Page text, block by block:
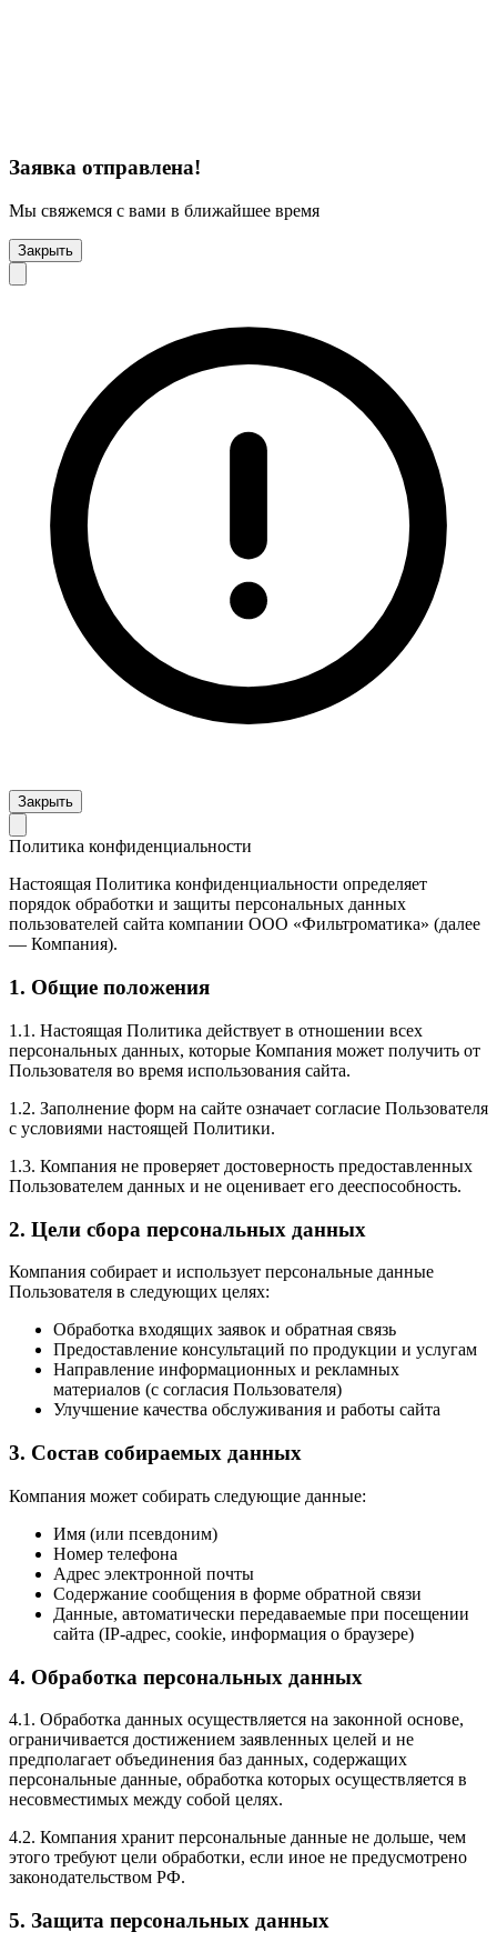
Заявка отправлена!
Мы свяжемся с вами в ближайшее время
Закрыть
Закрыть
Политика конфиденциальности
Настоящая Политика конфиденциальности определяет
порядок обработки и защиты персональных данных
пользователей сайта компании ООО «Фильтроматика» (далее
— Компания).
1. Общие положения
1.1. Настоящая Политика действует в отношении всех
персональных данных, которые Компания может получить от
Пользователя во время использования сайта.
1.2. Заполнение форм на сайте означает согласие Пользователя
с условиями настоящей Политики.
1.3. Компания не проверяет достоверность предоставленных
Пользователем данных и не оценивает его дееспособность.
2. Цели сбора персональных данных
Компания собирает и использует персональные данные
Пользователя в следующих целях:
Обработка входящих заявок и обратная связь
Предоставление консультаций по продукции и услугам
Направление информационных и рекламных
материалов (с согласия Пользователя)
Улучшение качества обслуживания и работы сайта
3. Состав собираемых данных
Компания может собирать следующие данные:
Имя (или псевдоним)
Номер телефона
Адрес электронной почты
Содержание сообщения в форме обратной связи
Данные, автоматически передаваемые при посещении
сайта (IP-адрес, cookie, информация о браузере)
4. Обработка персональных данных
4.1. Обработка данных осуществляется на законной основе,
ограничивается достижением заявленных целей и не
предполагает объединения баз данных, содержащих
персональные данные, обработка которых осуществляется в
несовместимых между собой целях.
4.2. Компания хранит персональные данные не дольше, чем
этого требуют цели обработки, если иное не предусмотрено
законодательством РФ.
5. Защита персональных данных